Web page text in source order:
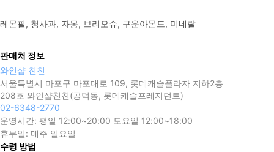
레몬필, 청사과, 자몽, 브리오슈, 구운아몬드, 미네랄
판매처 정보
와인샵 친친
서울특별시 마포구 마포대로 109, 롯데캐슬플라자 지하2층
208호 와인샵친친(공덕동, 롯데캐슬프레지던트)
02-6348-2770
운영시간: 평일 12:00~20:00 토요일 12:00~18:00
휴무일: 매주 일요일
수령 방법